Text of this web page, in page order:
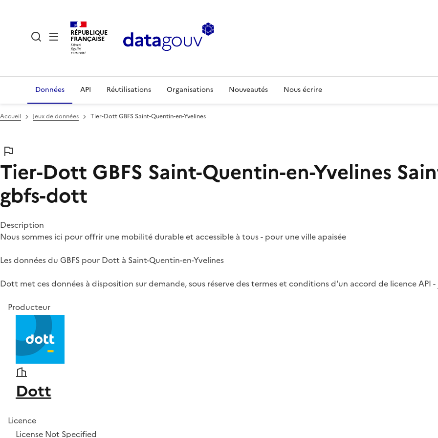
RÉPUBLIQUE
FRANÇAISE
Données API Réutilisations Organisations Nouveautés Nous écrire
Accueil Jeux de données Tier-Dott GBFS Saint-Quentin-en-Yvelines
Tier-Dott GBFS Saint-Quentin-en-Yvelines
gbfs-dott
Description
Nous sommes ici pour offrir une mobilité durable et accessible à tous - pour une ville apaisée
Les données du GBFS pour Dott à Saint-Quentin-en-Yvelines
Dott met ces données à disposition sur demande, sous réserve des termes et conditions d'un accord de licence API -
Producteur
Dott
Licence
License Not Specified